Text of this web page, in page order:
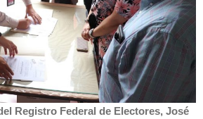
Registro Federal de Electores, José